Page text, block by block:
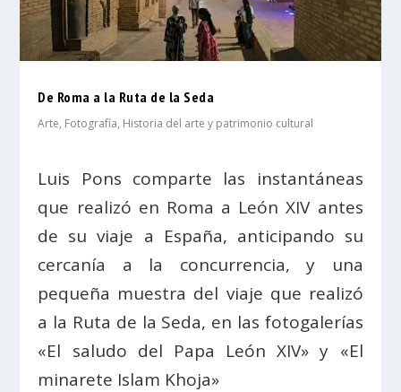
De Roma a la Ruta de la Seda
Arte, Fotografía, Historia del arte y patrimonio cultural
Luis Pons comparte las instantáneas
que realizó en Roma a León XIV antes
de su viaje a España, anticipando su
cercanía a la concurrencia, y una
pequeña muestra del viaje que realizó
a la Ruta de la Seda, en las fotogalerías
«El saludo del Papa León XIV» y «El
minarete Islam Khoja»